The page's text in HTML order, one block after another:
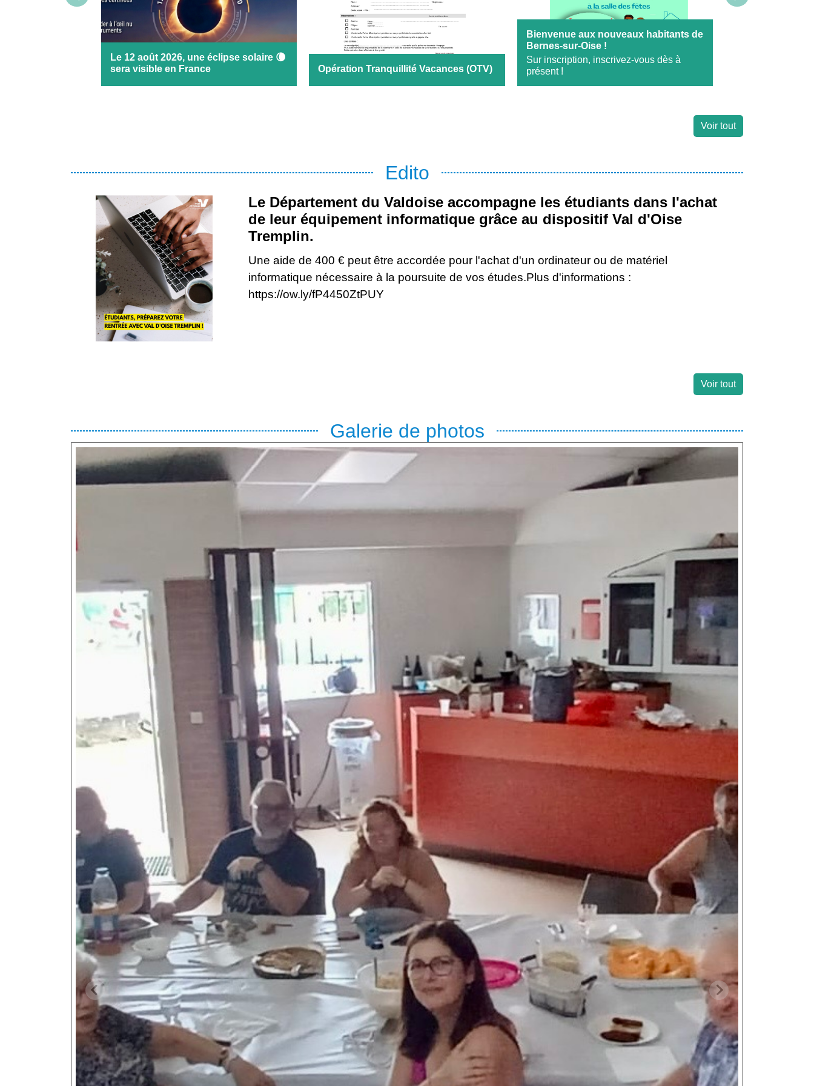
Le 12 août 2026, une éclipse solaire 🌘
sera visible en France
Opération Tranquillité Vacances (OTV)
Bienvenue aux nouveaux habitants de
Bernes-sur-Oise !
Sur inscription, inscrivez-vous dès à
présent !
Voir tout
Edito
Le Département du Valdoise accompagne les étudiants dans l'achat
de leur équipement informatique grâce au dispositif Val d'Oise
Tremplin.
Une aide de 400 € peut être accordée pour l'achat d'un ordinateur ou de matériel
informatique nécessaire à la poursuite de vos études.Plus d'informations :
https://ow.ly/fP4450ZtPUY
Voir tout
Galerie de photos